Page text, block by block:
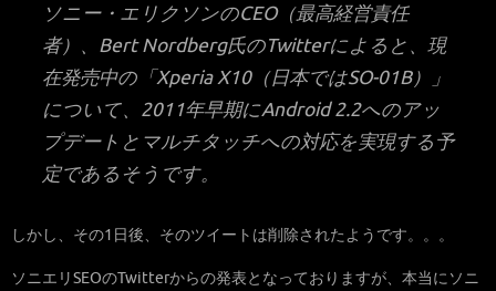
ソニー・エリクソンのCEO（最高経営責任
者）、Bert Nordberg氏のTwitterによると、現
在発売中の「Xperia X10（日本ではSO-01B）」
について、2011年早期にAndroid 2.2へのアッ
プデートとマルチタッチへの対応を実現する予
定であるそうです。
しかし、その1日後、そのツイートは削除されたようです。。。
ソニエリSEOのTwitterからの発表となっておりますが、本当にソニ